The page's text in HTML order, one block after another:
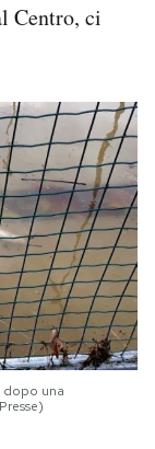
Centro, ci
dopo una